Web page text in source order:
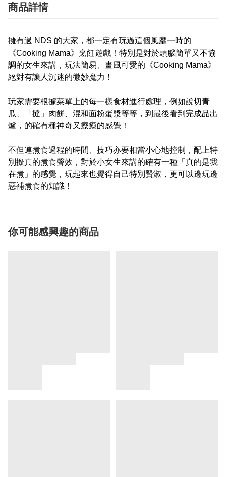
商品詳情
擁有過 NDS 的大家，都一定有玩過這個風靡一時的
《Cooking Mama》烹飪遊戲！特別是對於頭腦簡單又不協
調的女生來講，玩法簡易、畫風可愛的《Cooking Mama》
絕對有讓人沉迷的微妙魔力！
玩家需要根據菜單上的每一樣食材進行處理，例如說切青
瓜、「撻」肉餅、混和面粉蛋漿等等，到最後看到完成品出
爐，的確有種神奇又療癒的感覺！
不但連煮食過程的時間、技巧亦要相當小心地控制，配上特
別擬真的煮食聲效，對於小女生來講的確有一種「真的是我
在煮」的感覺，玩起來也覺得自己特別賢淑，更可以邊玩邊
惡補煮食的知識！
你可能感興趣的商品